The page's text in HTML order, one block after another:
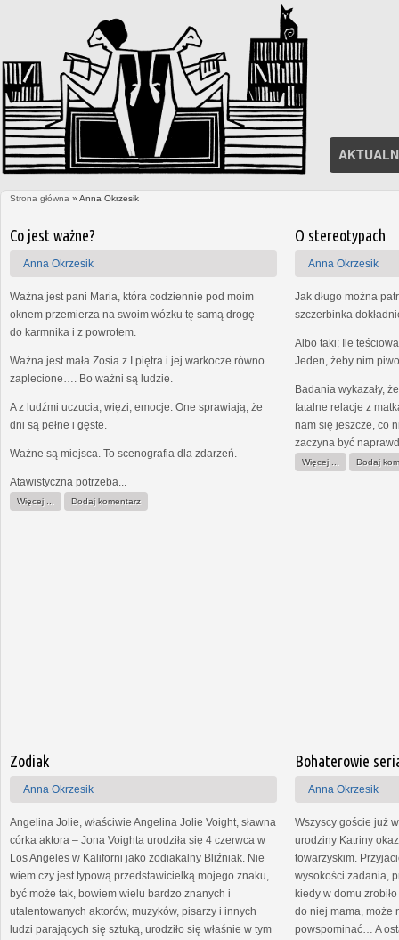
Strona główna » Anna Okrzesik
Co jest ważne?
Anna Okrzesik
Ważna jest pani Maria, która codziennie pod moim
oknem przemierza na swoim wózku tę samą drogę –
do karmnika i z powrotem.
Ważna jest mała Zosia z I piętra i jej warkocze równo
zaplecione…. Bo ważni są ludzie.
A z ludźmi uczucia, więzi, emocje. One sprawiają, że
dni są pełne i gęste.
Ważne są miejsca. To scenografia dla zdarzeń.
Atawistyczna potrzeba...
Więcej ... Dodaj komentarz
O stereotypach
Anna Okrzesik
Jak długo można
szczerbinka
Albo taki; Ile
Jeden, żeby nim
Badania wykazały,
fatalne relacje z
nam się jeszcze, co
zaczyna być
Więcej ... Dodaj
Zodiak
Anna Okrzesik
Angelina Jolie, właściwie Angelina Jolie Voight, sławna
córka aktora – Jona Voighta urodziła się 4 czerwca w
Los Angeles w Kaliforni jako zodiakalny Bliźniak. Nie
wiem czy jest typową przedstawicielką mojego znaku,
być może tak, bowiem wielu bardzo znanych i
utalentowanych aktorów, muzyków, pisarzy i innych
ludzi parających się sztuką, urodziło się właśnie w tym
Bohaterowie
Anna Okrzesik
Wszyscy goście już
urodziny Katriny
towarzyskim.
wysokości zadania,
kiedy w domu
do niej mama, może
powspominać… A
Strony